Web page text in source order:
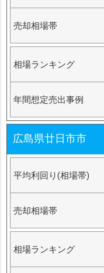
売却相場帯
相場ランキング
年間想定売出事例
広島県廿日市市
平均利回り(相場帯)
売却相場帯
相場ランキング